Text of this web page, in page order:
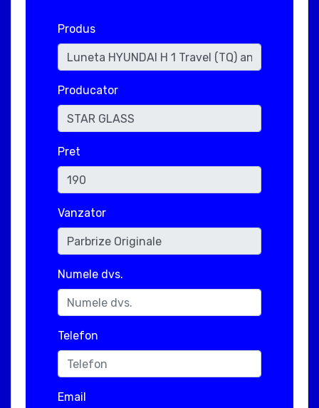
Produs
Producator
Pret
Vanzator
Numele dvs.
Telefon
Email